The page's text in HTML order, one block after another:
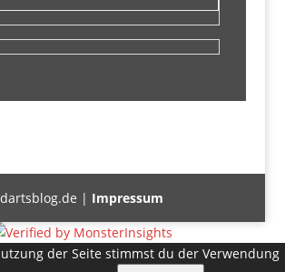
dartsblog.de | Impressum
der Seite stimmst du der Verwendung